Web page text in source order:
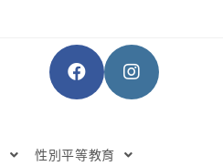
性別平等教育